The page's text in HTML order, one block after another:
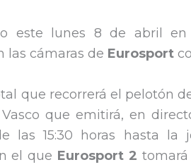
este lunes 8 de abril
las cámaras de Eurosport
que recorrerá el pelotón
que emitirá, en
15:30 horas hasta la
el que Eurosport 2